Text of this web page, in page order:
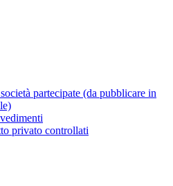
partecipate (da pubblicare in
privato controllati